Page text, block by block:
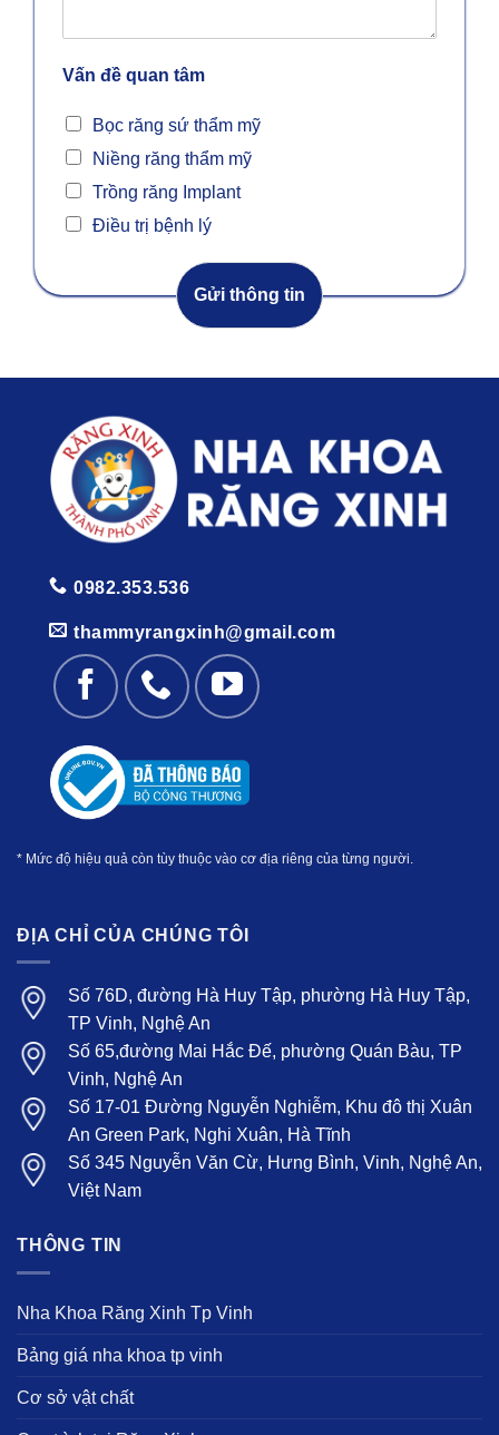
Vấn đề quan tâm
Bọc răng sứ thẩm mỹ
Niềng răng thẩm mỹ
Trồng răng Implant
Điều trị bệnh lý
Gửi thông tin
0982.353.536
thammyrangxinh@gmail.com
* Mức độ hiệu quả còn tùy thuộc vào cơ địa riêng của từng người.
ĐỊA CHỈ CỦA CHÚNG TÔI
Số 76D, đường Hà Huy Tập, phường Hà Huy Tập,
TP Vinh, Nghệ An
Số 65,đường Mai Hắc Đế, phường Quán Bàu, TP
Vinh, Nghệ An
Số 17-01 Đường Nguyễn Nghiễm, Khu đô thị Xuân
An Green Park, Nghi Xuân, Hà Tĩnh
Số 345 Nguyễn Văn Cừ, Hưng Bình, Vinh, Nghệ An,
Việt Nam
THÔNG TIN
Nha Khoa Răng Xinh Tp Vinh
Bảng giá nha khoa tp vinh
Cơ sở vật chất